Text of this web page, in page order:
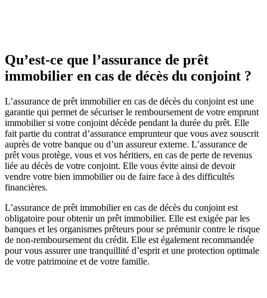
Qu’est-ce que l’assurance de prêt
immobilier en cas de décès du conjoint ?
L’assurance de prêt immobilier en cas de décès du conjoint est une
garantie qui permet de sécuriser le remboursement de votre emprunt
immobilier si votre conjoint décède pendant la durée du prêt. Elle
fait partie du contrat d’assurance emprunteur que vous avez souscrit
auprès de votre banque ou d’un assureur externe. L’assurance de
prêt vous protège, vous et vos héritiers, en cas de perte de revenus
liée au décès de votre conjoint. Elle vous évite ainsi de devoir
vendre votre bien immobilier ou de faire face à des difficultés
financières.
L’assurance de prêt immobilier en cas de décès du conjoint est
obligatoire pour obtenir un prêt immobilier. Elle est exigée par les
banques et les organismes prêteurs pour se prémunir contre le risque
de non-remboursement du crédit. Elle est également recommandée
pour vous assurer une tranquillité d’esprit et une protection optimale
de votre patrimoine et de votre famille.